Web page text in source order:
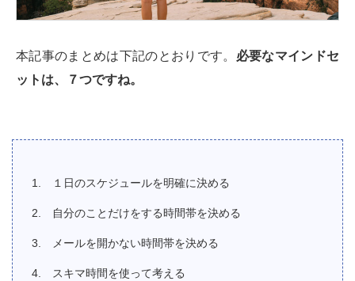
本記事のまとめは下記のとおりです。 必要なマインドセ
ットは、７つですね。
１日のスケジュールを明確に決める
自分のことだけをする時間帯を決める
メールを開かない時間帯を決める
スキマ時間を使って考える